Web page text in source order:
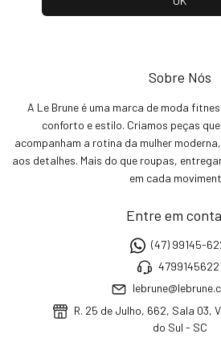
Sobre Nós
A Le Brune é uma marca de moda
conforto e estilo. Criamos peças
acompanham a rotina da mulher
aos detalhes. Mais do que roupas,
em cada
Entre em
(47) 99145-
R. 25 de Julho, 662, Sala 03,
do Sul - SC